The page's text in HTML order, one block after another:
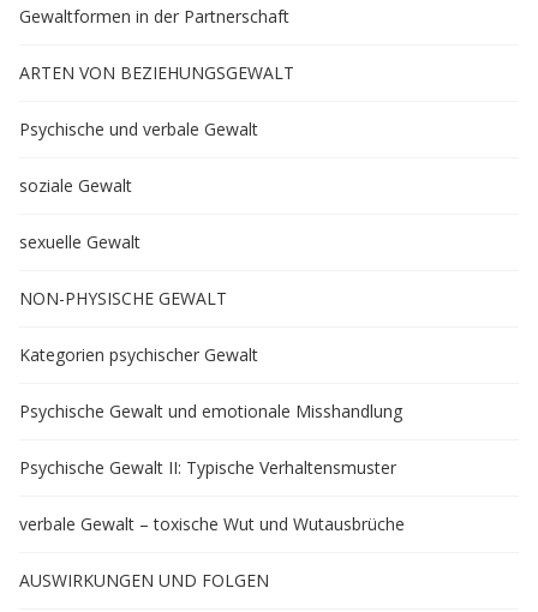
Gewaltformen in der Partnerschaft
ARTEN VON BEZIEHUNGSGEWALT
Psychische und verbale Gewalt
soziale Gewalt
sexuelle Gewalt
NON-PHYSISCHE GEWALT
Kategorien psychischer Gewalt
Psychische Gewalt und emotionale Misshandlung
Psychische Gewalt II: Typische Verhaltensmuster
verbale Gewalt – toxische Wut und Wutausbrüche
AUSWIRKUNGEN UND FOLGEN